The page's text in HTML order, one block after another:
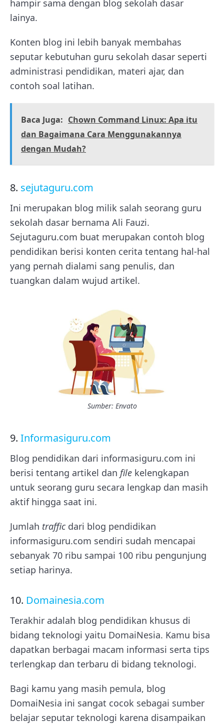
hampir sama dengan blog sekolah dasar
lainya.
Konten blog ini lebih banyak membahas
seputar kebutuhan guru sekolah dasar seperti
administrasi pendidikan, materi ajar, dan
contoh soal latihan.
Baca Juga: Chown Command Linux: Apa itu
dan Bagaimana Cara Menggunakannya
dengan Mudah?
8. sejutaguru.com
Ini merupakan blog milik salah seorang guru
sekolah dasar bernama Ali Fauzi.
Sejutaguru.com buat merupakan contoh blog
pendidikan berisi konten cerita tentang hal-hal
yang pernah dialami sang penulis, dan
tuangkan dalam wujud artikel.
Sumber: Envato
9. Informasiguru.com
Blog pendidikan dari informasiguru.com ini
berisi tentang artikel dan file kelengkapan
untuk seorang guru secara lengkap dan masih
aktif hingga saat ini.
Jumlah trafficdari blog pendidikan
informasiguru.com sendiri sudah mencapai
sebanyak 70 ribu sampai 100 ribu pengunjung
setiap harinya.
10. Domainesia.com
Terakhir adalah blog pendidikan khusus di
bidang teknologi yaitu DomaiNesia. Kamu bisa
dapatkan berbagai macam informasi serta tips
terlengkap dan terbaru di bidang teknologi.
Bagi kamu yang masih pemula, blog
DomaiNesia ini sangat cocok sebagai sumber
belajar seputar teknologi karena disampaikan